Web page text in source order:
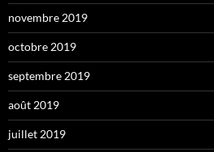
novembre 2019
octobre 2019
septembre 2019
août 2019
juillet 2019